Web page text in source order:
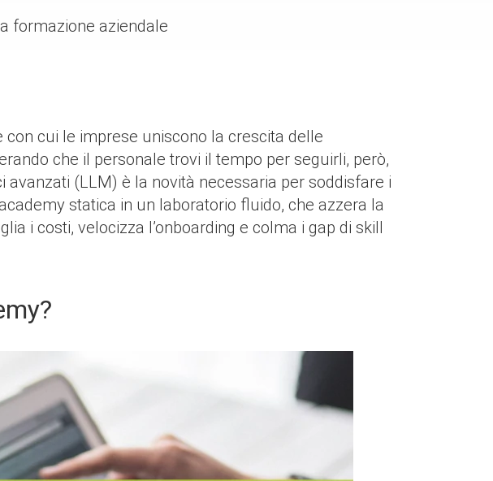
formazione aziendale
cui le imprese uniscono la crescita delle
che il personale trovi il tempo per seguirli, però,
avanzati (LLM) è la novità necessaria per soddisfare i
statica in un laboratorio fluido, che azzera la
i costi, velocizza l’onboarding e colma i gap di skill